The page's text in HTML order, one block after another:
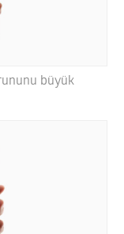
büyük